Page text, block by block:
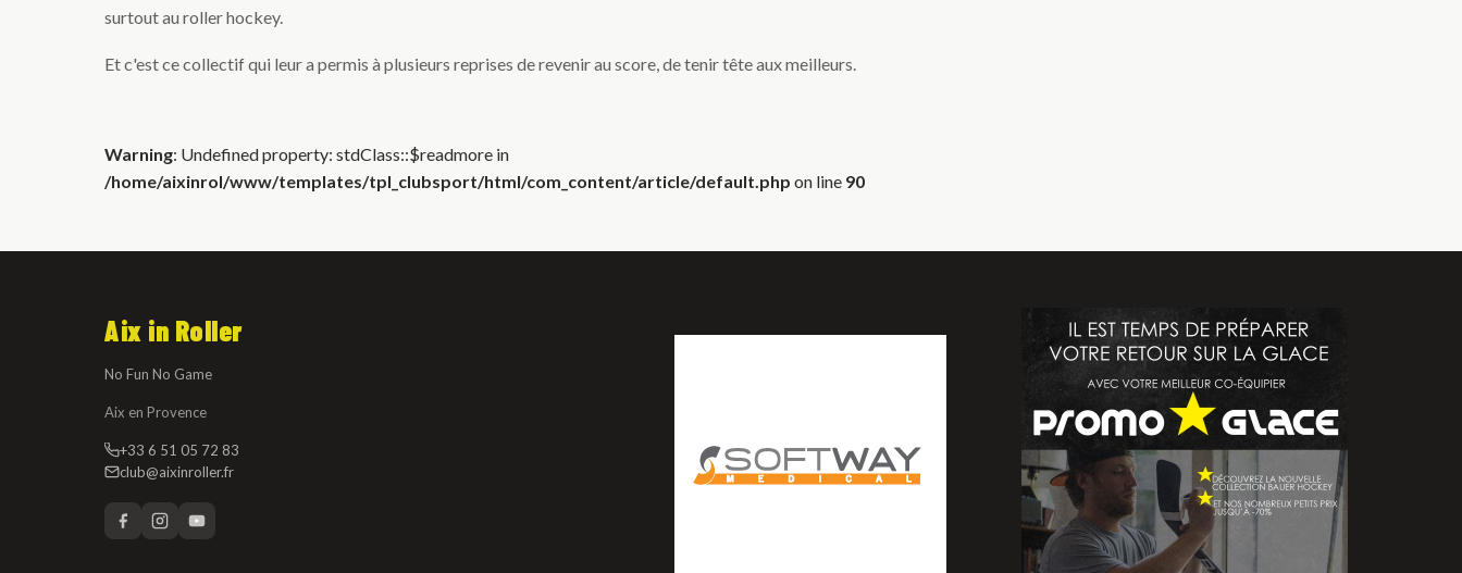
surtout au roller hockey.
Et c'est ce collectif qui leur a permis à plusieurs reprises de revenir au score, de tenir tête aux meilleurs.
Warning: Undefined property: stdClass::$readmore in
/home/aixinrol/www/templates/tpl_clubsport/html/com_content/article/default.php on line 90
Aix in Roller
No Fun No Game
Aix en Provence
+33 6 51 05 72 83
club@aixinroller.fr